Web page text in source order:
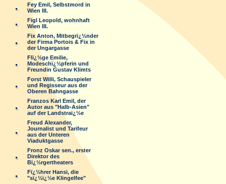
Fey Emil, Selbstmord in
Wien III.
Figl Leopold, wohnhaft
Wien III.
Fix Anton, Mitbegrï¿½nder
der Firma Portois & Fix in
der Ungargasse
Flï¿½ge Emilie,
Modeschï¿½pferin und
Freundin Gustav Klimts
Forst Willi, Schauspieler
und Regisseur aus der
Oberen Bahngasse
Franzos Karl Emil, der
Autor aus "Halb-Asien"
auf der Landstraï¿½e
Freud Alexander,
Journalist und Tarifeur
aus der Unteren
Viaduktgasse
Fronz Oskar sen., erster
Direktor des
Bï¿½rgertheaters
Fï¿½hrer Hansi, die
"sï¿½ï¿½e Klingelfee"